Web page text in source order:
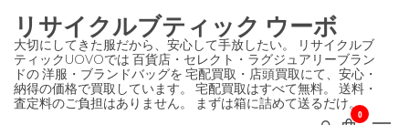
ン
テ
ン
ツ
リサイクルブティック ウーボ
大切にしてきた服だから、安心して手放したい。 リサイクルブ
ティックUOVOでは 百貨店・セレクト・ラグジュアリーブラン
ドの 洋服・ブランドバッグを 宅配買取・店頭買取にて、安心・
納得の価格で買取しています。 宅配買取はすべて無料。 送料・
査定料のご負担はありません。 まずは箱に詰めて送るだけ。
0